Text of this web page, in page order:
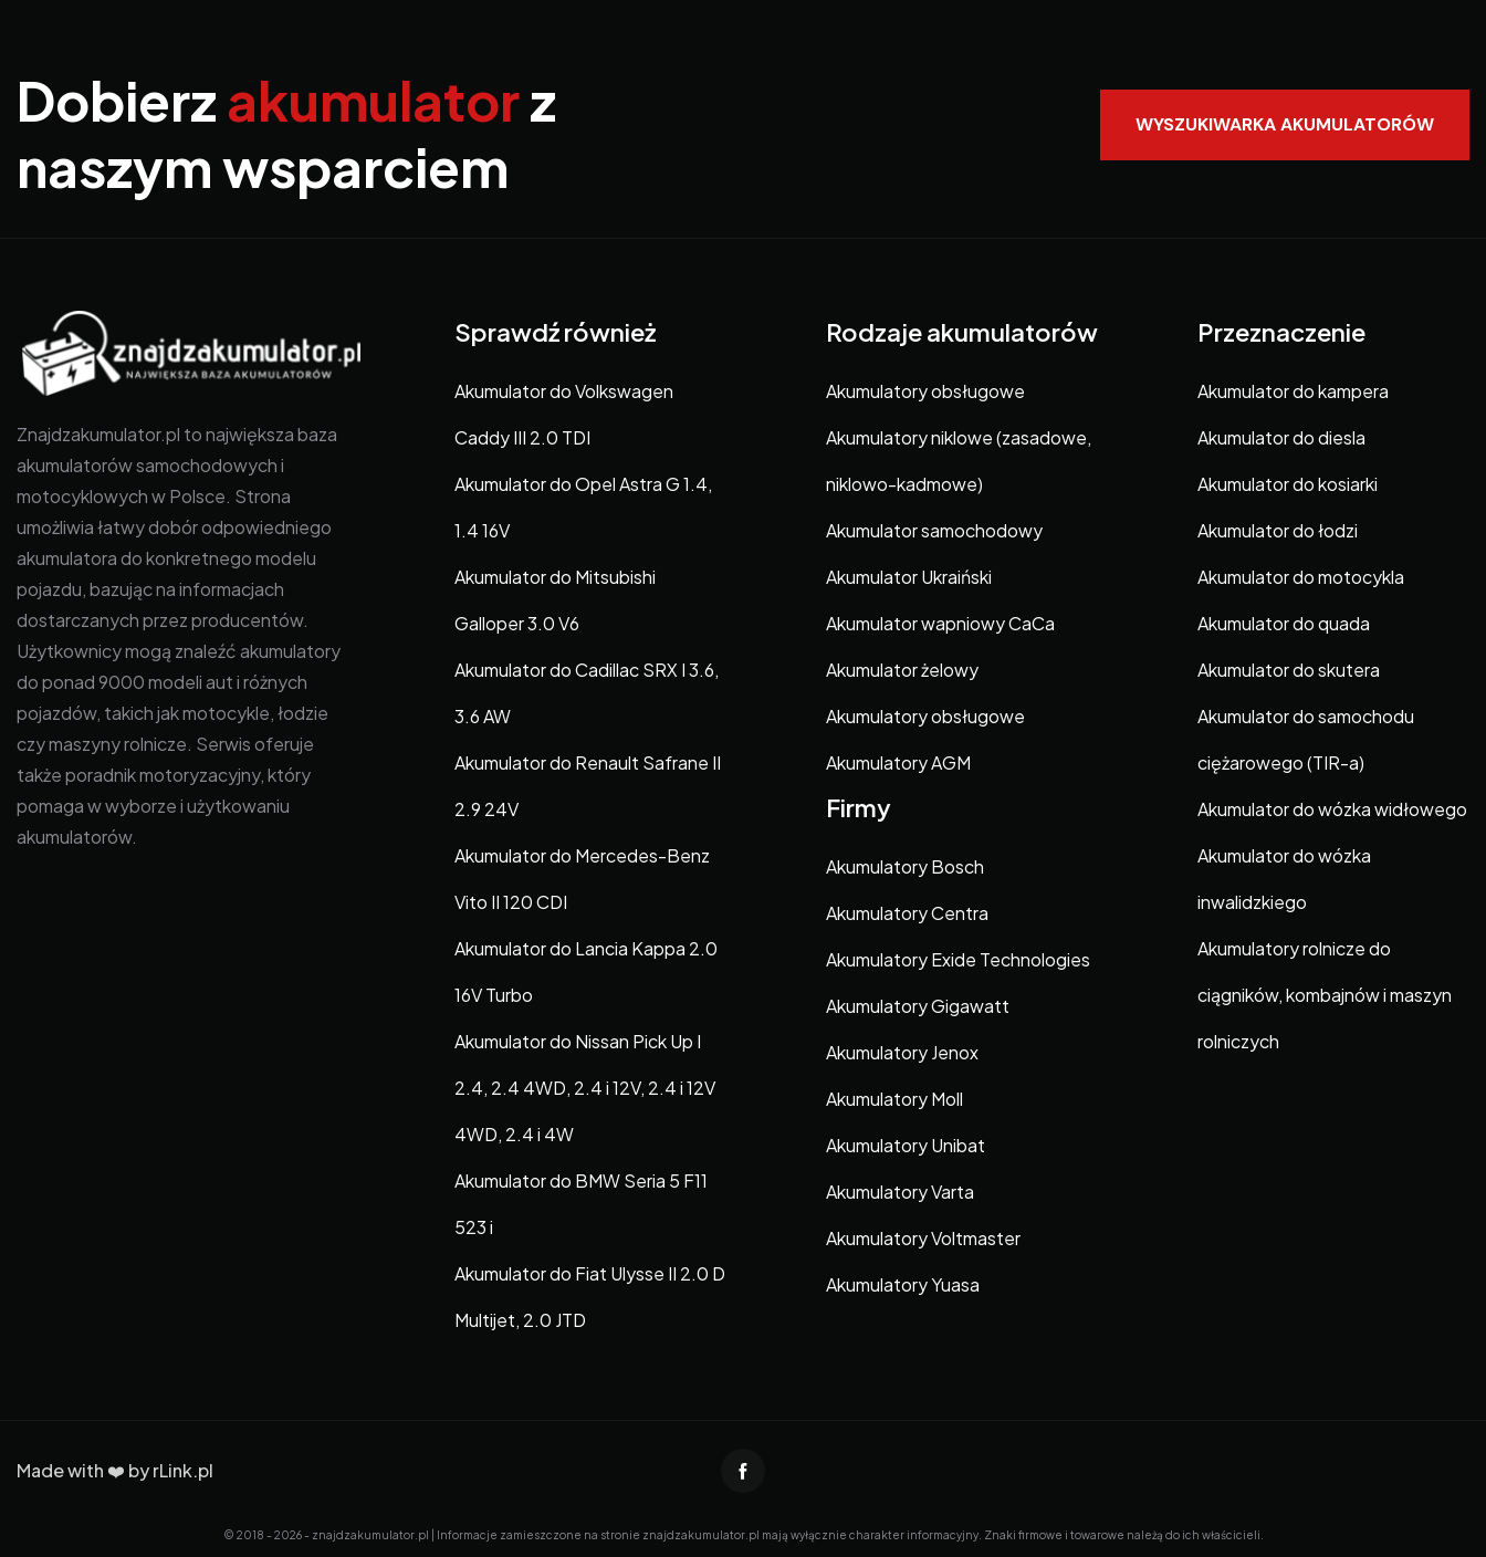
Dobierzakumulatorz
naszym wsparciem
WYSZUKIWARKA AKUMULATORÓW
Znajdzakumulator.pl to największa baza
akumulatorów samochodowych i
motocyklowych w Polsce. Strona
umożliwia łatwy dobór odpowiedniego
akumulatora do konkretnego modelu
pojazdu, bazując na informacjach
dostarczanych przez producentów.
Użytkownicy mogą znaleźć akumulatory
do ponad 9000 modeli aut i różnych
pojazdów, takich jak motocykle, łodzie
czy maszyny rolnicze. Serwis oferuje
także poradnik motoryzacyjny, który
pomaga w wyborze i użytkowaniu
akumulatorów.
Sprawdź również
Akumulator do Volkswagen
Caddy III 2.0 TDI
Akumulator do Opel Astra G 1.4,
1.4 16V
Akumulator do Mitsubishi
Galloper 3.0 V6
Akumulator do Cadillac SRX I 3.6,
3.6 AW
Akumulator do Renault Safrane II
2.9 24V
Akumulator do Mercedes-Benz
Vito II 120 CDI
Akumulator do Lancia Kappa 2.0
16V Turbo
Akumulator do Nissan Pick Up I
2.4, 2.4 4WD, 2.4 i 12V, 2.4 i 12V
4WD, 2.4 i 4W
Akumulator do BMW Seria 5 F11
523 i
Akumulator do Fiat Ulysse II 2.0 D
Multijet, 2.0 JTD
Rodzaje akumulatorów
Akumulatory obsługowe
Akumulatory niklowe (zasadowe,
niklowo-kadmowe)
Akumulator samochodowy
Akumulator Ukraiński
Akumulator wapniowy CaCa
Akumulator żelowy
Akumulatory obsługowe
Akumulatory AGM
Firmy
Akumulatory Bosch
Akumulatory Centra
Akumulatory Exide Technologies
Akumulatory Gigawatt
Akumulatory Jenox
Akumulatory Moll
Akumulatory Unibat
Akumulatory Varta
Akumulatory Voltmaster
Akumulatory Yuasa
Przeznaczenie
Akumulator do kampera
Akumulator do diesla
Akumulator do kosiarki
Akumulator do łodzi
Akumulator do motocykla
Akumulator do quada
Akumulator do skutera
Akumulator do samochodu
ciężarowego (TIR-a)
Akumulator do wózka widłowego
Akumulator do wózka
inwalidzkiego
Akumulatory rolnicze do
ciągników, kombajnów i maszyn
rolniczych
Made with ❤️ byrLink.pl
© 2018 - 2026 - znajdzakumulator.pl | Informacje zamieszczone na stronie znajdzakumulator.pl mają wyłącznie charakter informacyjny. Znaki firmowe i towarowe należą do ich właścicieli.